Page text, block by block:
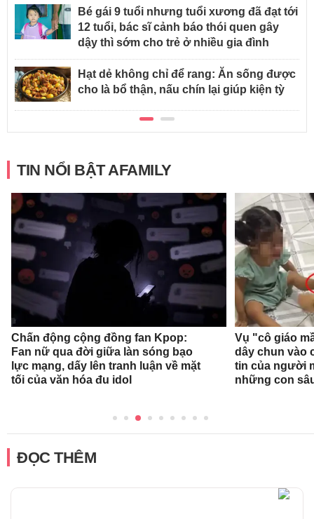
Bé gái 9 tuổi nhưng tuổi xương đã đạt tới
12 tuổi, bác sĩ cảnh báo thói quen gây
dậy thì sớm cho trẻ ở nhiều gia đình
Hạt dẻ không chỉ để rang: Ăn sống được
cho là bổ thận, nấu chín lại giúp kiện tỳ
TIN NỔI BẬT AFAMILY
Chấn động cộng đồng fan Kpop:
Fan nữ qua đời giữa làn sóng bạo
lực mạng, dấy lên tranh luận về mặt
tối của văn hóa đu idol
Vụ "cô giáo
dây chun vào
tin của người
những con
ĐỌC THÊM